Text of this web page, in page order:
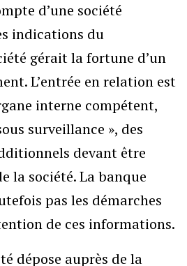
d’une société
indications du
gérait la fortune d’un
L’entrée en relation est
interne compétent,
surveillance », des
devant être
la société. La banque
pas les démarches
de ces informations.
dépose auprès de la